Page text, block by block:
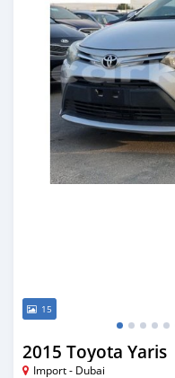
15
2015 Toyota Yaris
Import - Dubai